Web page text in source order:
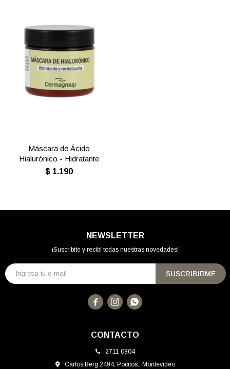
Máscara de Ácido
Hialurónico - Hidratante
$ 1.190
CONTACTO
2711 0804
Carlos Berg 2494, Pocitos., Montevideo
NEWSLETTER
¡Suscribite y recibí todas nuestras novedades!
SUSCRIBIRME
  